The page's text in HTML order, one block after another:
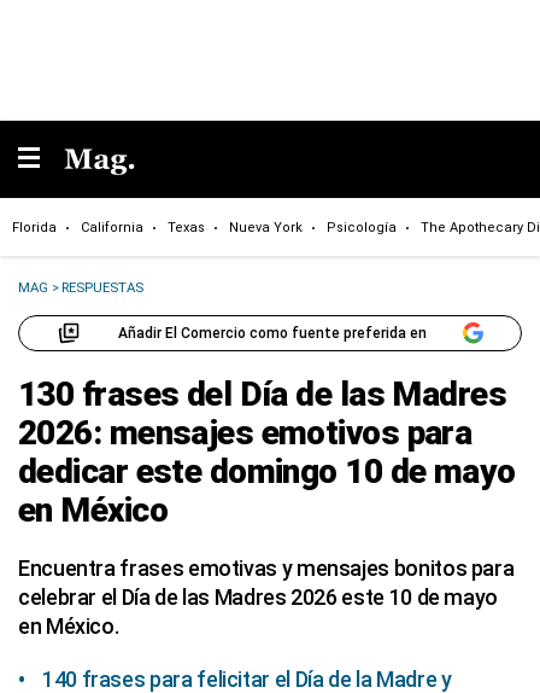
Florida California Texas Nueva York Psicología The Apothecary
MAG >RESPUESTAS
Añadir El Comercio como fuente preferida en
130 frases del Día de las Madres
2026: mensajes emotivos para
dedicar este domingo 10 de mayo
en México
Encuentra frases emotivas y mensajes bonitos para
celebrar el Día de las Madres 2026 este 10 de mayo
en México.
140 frases para felicitar el Día de la Madre y